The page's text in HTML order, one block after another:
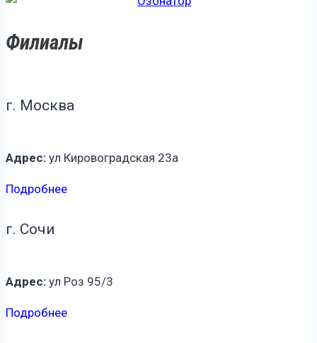
Филиалы
г. Москва
Адрес: ул Кировоградская 23а
Подробнее
г. Сочи
Адрес: ул Роз 95/3
Подробнее